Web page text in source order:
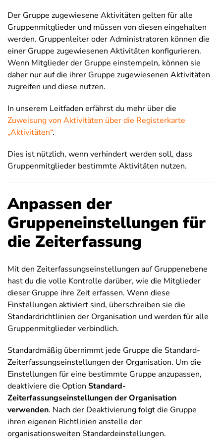
Der Gruppe zugewiesene Aktivitäten gelten für alle
Gruppenmitglieder und müssen von diesen eingehalten
werden. Gruppenleiter oder Administratoren können die
einer Gruppe zugewiesenen Aktivitäten konfigurieren.
Wenn Mitglieder der Gruppe einstempeln, können sie
daher nur auf die ihrer Gruppe zugewiesenen Aktivitäten
zugreifen und diese nutzen.
In unserem Leitfaden erfährst du mehr über die
Zuweisung von Aktivitäten über die Registerkarte
„Aktivitäten“.
Dies ist nützlich, wenn verhindert werden soll, dass
Gruppenmitglieder bestimmte Aktivitäten nutzen.
Anpassen der
Gruppeneinstellungen für
die Zeiterfassung
Mit den Zeiterfassungseinstellungen auf Gruppenebene
hast du die volle Kontrolle darüber, wie die Mitglieder
dieser Gruppe ihre Zeit erfassen. Wenn diese
Einstellungen aktiviert sind, überschreiben sie die
Standardrichtlinien der Organisation und werden für alle
Gruppenmitglieder verbindlich.
Standardmäßig übernimmt jede Gruppe die Standard-
Zeiterfassungseinstellungen der Organisation. Um die
Einstellungen für eine bestimmte Gruppe anzupassen,
deaktiviere die Option Standard-
Zeiterfassungseinstellungen der Organisation
verwenden. Nach der Deaktivierung folgt die Gruppe
ihren eigenen Richtlinien anstelle der
organisationsweiten Standardeinstellungen.